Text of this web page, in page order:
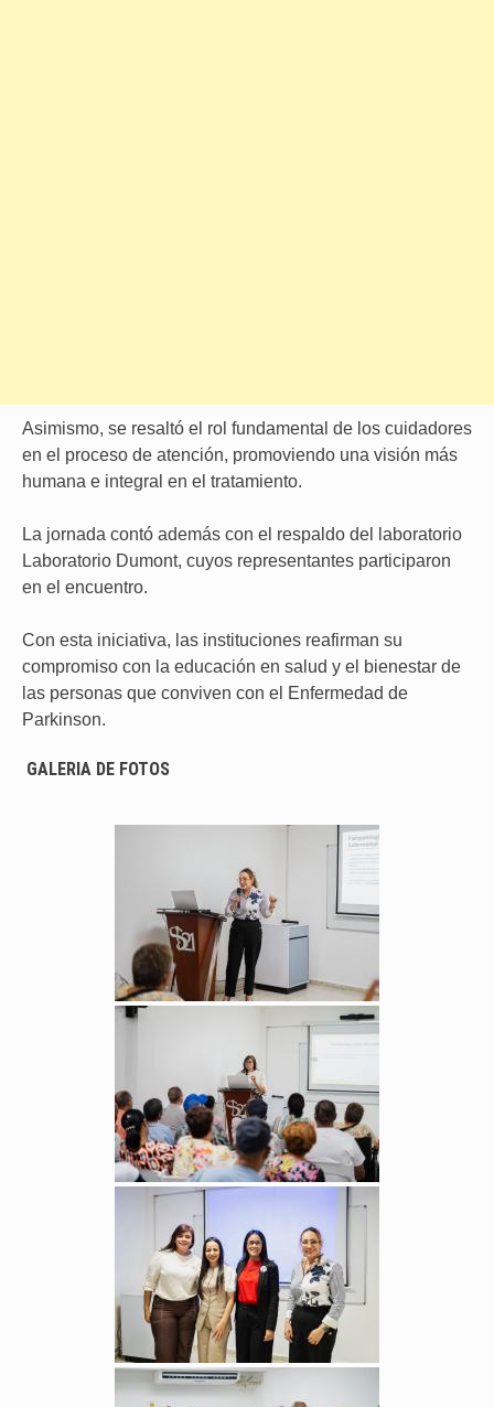
Asimismo, se resaltó el rol fundamental de los cuidadores
en el proceso de atención, promoviendo una visión más
humana e integral en el tratamiento.
La jornada contó además con el respaldo del laboratorio
Laboratorio Dumont, cuyos representantes participaron
en el encuentro.
Con esta iniciativa, las instituciones reafirman su
compromiso con la educación en salud y el bienestar de
las personas que conviven con el Enfermedad de
Parkinson.
GALERIA DE FOTOS